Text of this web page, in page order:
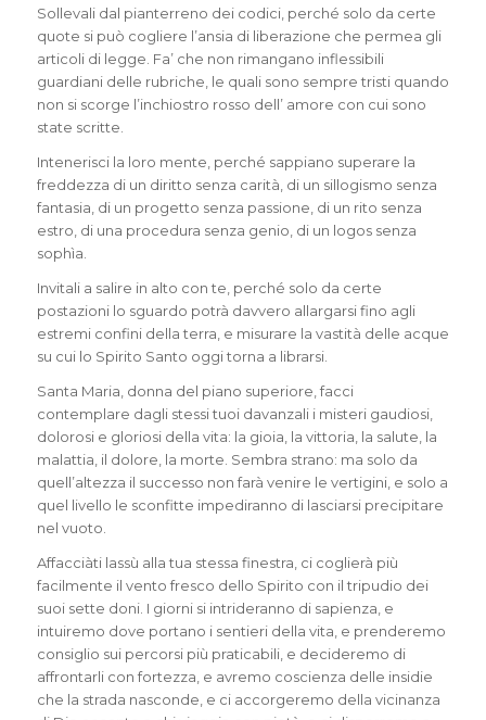
Sollevali dal pianterreno dei codici, perché solo da certe
quote si può cogliere l’ansia di liberazione che permea gli
articoli di legge. Fa’ che non rimangano inflessibili
guardiani delle rubriche, le quali sono sempre tristi quando
non si scorge l’inchiostro rosso dell’ amore con cui sono
state scritte.
Intenerisci la loro mente, perché sappiano superare la
freddezza di un diritto senza carità, di un sillogismo senza
fantasia, di un progetto senza passione, di un rito senza
estro, di una procedura senza genio, di un logos senza
sophìa.
Invitali a salire in alto con te, perché solo da certe
postazioni lo sguardo potrà davvero allargarsi fino agli
estremi confini della terra, e misurare la vastità delle acque
su cui lo Spirito Santo oggi torna a librarsi.
Santa Maria, donna del piano superiore, facci
contemplare dagli stessi tuoi davanzali i misteri gaudiosi,
dolorosi e gloriosi della vita: la gioia, la vittoria, la salute, la
malattia, il dolore, la morte. Sembra strano: ma solo da
quell’altezza il successo non farà venire le vertigini, e solo a
quel livello le sconfitte impediranno di lasciarsi precipitare
nel vuoto.
Affacciàti lassù alla tua stessa finestra, ci coglierà più
facilmente il vento fresco dello Spirito con il tripudio dei
suoi sette doni. I giorni si intrideranno di sapienza, e
intuiremo dove portano i sentieri della vita, e prenderemo
consiglio sui percorsi più praticabili, e decideremo di
affrontarli con fortezza, e avremo coscienza delle insidie
che la strada nasconde, e ci accorgeremo della vicinanza